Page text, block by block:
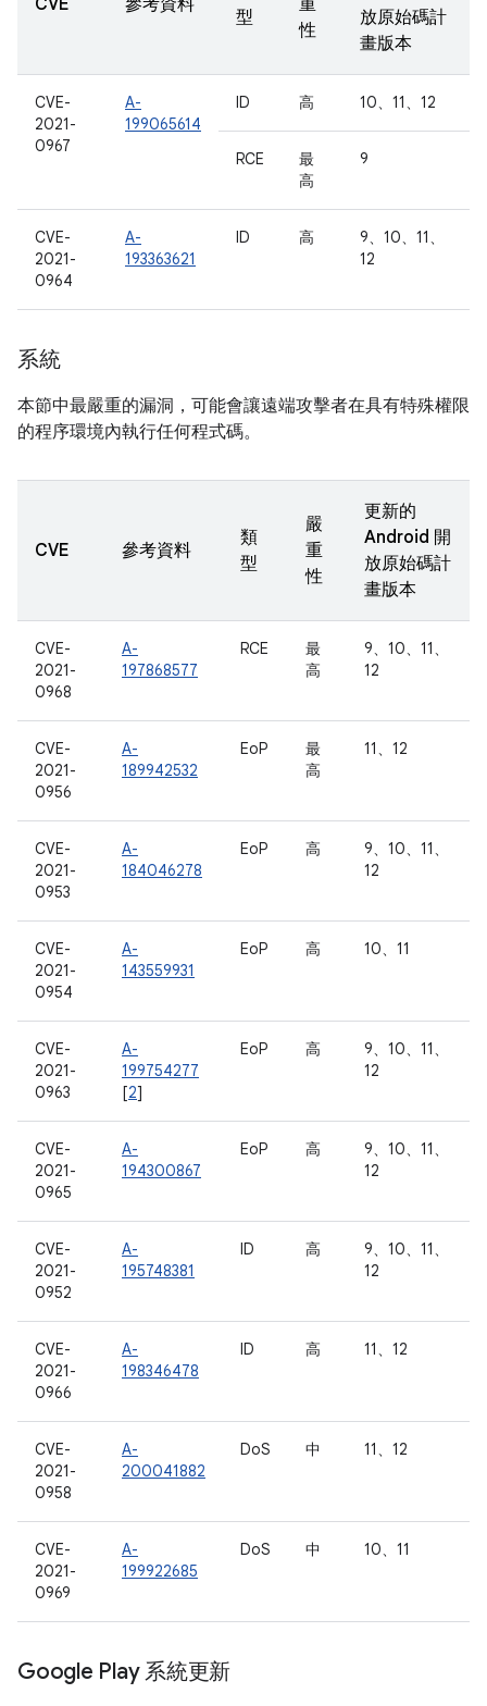
CVE 參考資料
型
重
性
放原始碼計
畫版本
CVE-
2021-
0967
A-
199065614
ID 高 10、11、12
RCE
最
高
9
CVE-
2021-
0964
A-
193363621
ID 高
9、10、11、
12
系統
本節中最嚴重的漏洞，可能會讓遠端攻擊者在具有特殊權限
的程序環境內執行任何程式碼。
CVE 參考資料
類
型
嚴
重
性
更新的
Android 開
放原始碼計
畫版本
CVE-
2021-
0968
A-
197868577
RCE
最
高
9、10、11、
12
CVE-
2021-
0956
A-
189942532
EoP
最
高
11、12
CVE-
2021-
0953
A-
184046278
EoP 高
9、10、11、
12
CVE-
2021-
0954
A-
143559931
EoP 高 10、11
CVE-
2021-
0963
A-
199754277
[2]
EoP 高
9、10、11、
12
CVE-
2021-
0965
A-
194300867
EoP 高
9、10、11、
12
CVE-
2021-
0952
A-
195748381
ID 高
9、10、11、
12
CVE-
2021-
0966
A-
198346478
ID 高 11、12
CVE-
2021-
0958
A-
200041882
DoS 中 11、12
CVE-
2021-
0969
A-
199922685
DoS 中 10、11
Google Play 系統更新